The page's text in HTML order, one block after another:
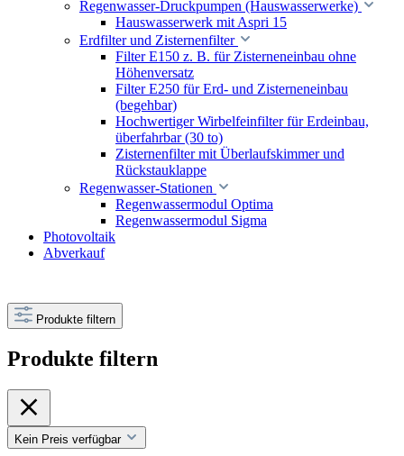
Regenwasser-Druckpumpen (Hauswasserwerke)
Hauswasserwerk mit Aspri 15
Erdfilter und Zisternenfilter
Filter E150 z. B. für Zisterneneinbau ohne
Höhenversatz
Filter E250 für Erd- und Zisterneneinbau
(begehbar)
Hochwertiger Wirbelfeinfilter für Erdeinbau,
überfahrbar (30 to)
Zisternenfilter mit Überlaufskimmer und
Rückstauklappe
Regenwasser-Stationen
Regenwassermodul Optima
Regenwassermodul Sigma
Photovoltaik
Abverkauf
Produkte filtern
Produkte filtern
Kein Preis verfügbar